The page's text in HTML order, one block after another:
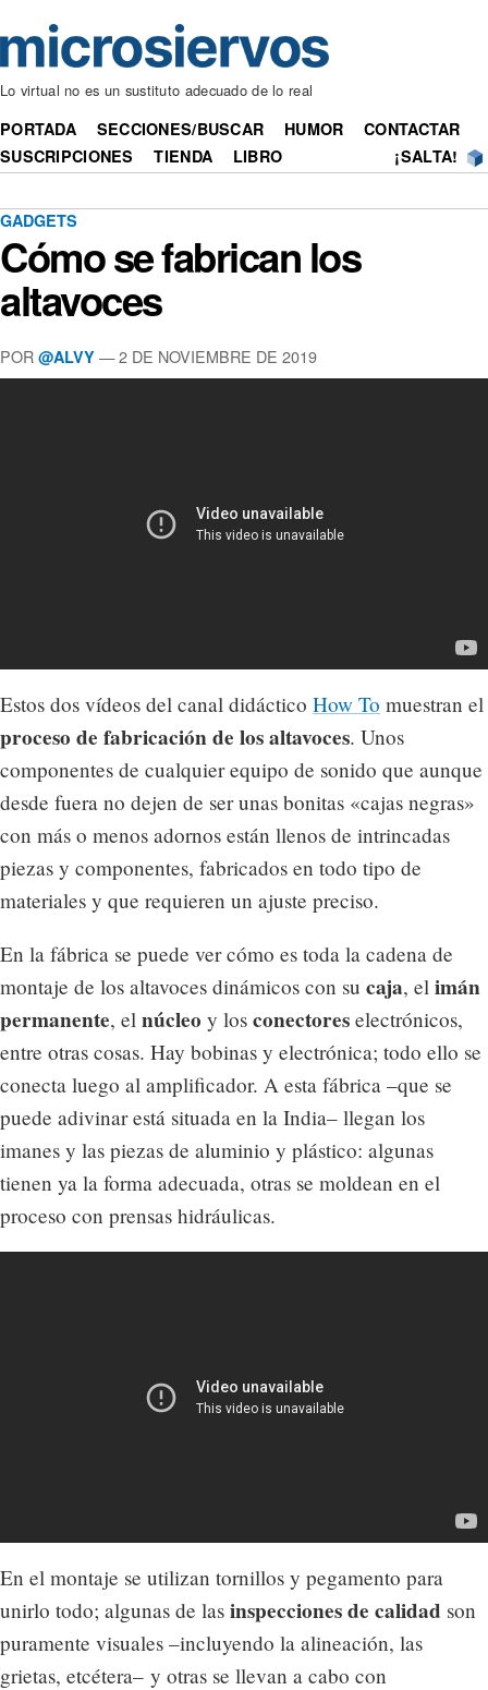
Lo virtual no es un sustituto adecuado de lo real
PORTADA SECCIONES/BUSCAR HUMOR
CONTACTAR
SUSCRIPCIONES
TIENDA LIBRO ¡SALTA!
GADGETS
Cómo se fabrican los
altavoces
POR @ALVY — 2 DE NOVIEMBRE DE 2019
Estos dos vídeos del canal didáctico How To muestran el
proceso de fabricación de los altavoces. Unos
componentes de cualquier equipo de sonido que aunque
desde fuera no dejen de ser unas bonitas «cajas negras»
con más o menos adornos están llenos de intrincadas
piezas y componentes, fabricados en todo tipo de
materiales y que requieren un ajuste preciso.
En la fábrica se puede ver cómo es toda la cadena de
montaje de los altavoces dinámicos con su caja, el imán
permanente, el núcleo y los conectores electrónicos,
entre otras cosas. Hay bobinas y electrónica; todo ello se
conecta luego al amplificador. A esta fábrica –que se
puede adivinar está situada en la India– llegan los
imanes y las piezas de aluminio y plástico: algunas
tienen ya la forma adecuada, otras se moldean en el
proceso con prensas hidráulicas.
En el montaje se utilizan tornillos y pegamento para
unirlo todo; algunas de las inspecciones de calidad son
puramente visuales –incluyendo la alineación, las
grietas, etcétera– y otras se llevan a cabo con